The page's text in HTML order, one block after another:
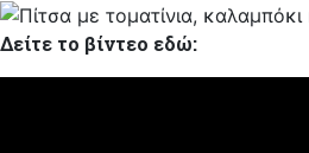
Δείτε το βίντεο εδώ: